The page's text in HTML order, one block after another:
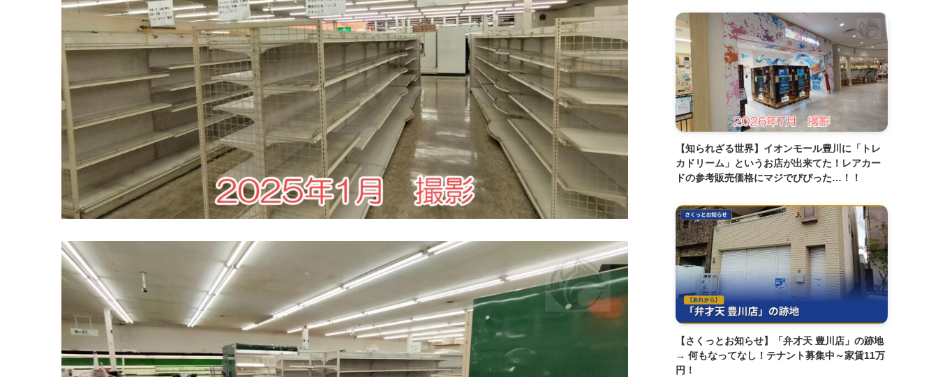
【知られざる世界】イオンモール豊川に「トレ
カドリーム」というお店が出来てた！レアカー
ドの参考販売価格にマジでびびった…！！
【さくっとお知らせ】「弁才天 豊川店」の跡地
→ 何もなってなし！テナント募集中～家賃11万
円！